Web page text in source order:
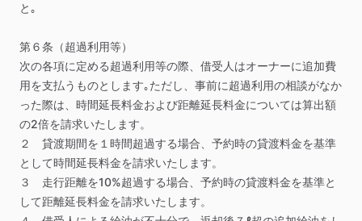
と｡
第６条（超過利用等）
次の各項に定める超過利用等の際、借受人はオーナーに追加費
用を支払うものとします｡ただし、事前に超過利用の相談がなか
った際は、時間延長料金および距離延長料金については算出額
の2倍を請求いたします。
２
貸渡期間を１時間超過する場合、予約時の貸渡料金を基準
として時間延長料金を請求いたします。
３
走行距離を10%超過する場合、予約時の貸渡料金を基準と
して距離延長料金を請求いたします。